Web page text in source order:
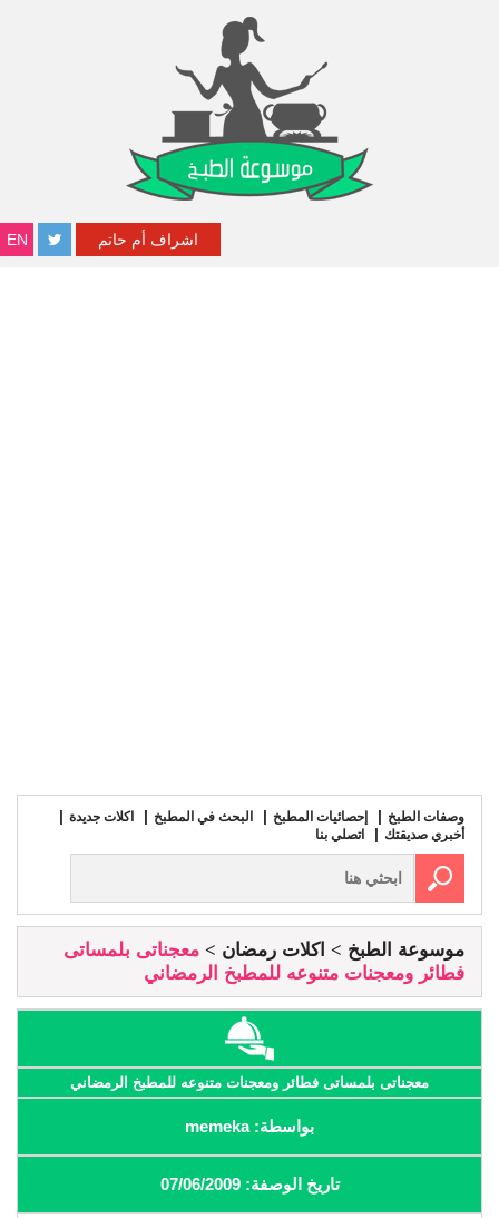
EN اشراف أم حاتم
وصفات الطبخ إحصائيات المطبخ البحث في المطبخ
اكلات جديدة
أخبري صديقتك
اتصلي بنا
موسوعة الطبخ اكلات رمضان
معجناتى بلمساتى
فطائر ومعجنات متنوعه للمطبخ الرمضاني
معجناتى بلمساتى فطائر ومعجنات متنوعه للمطبخ الرمضاني
بواسطة: memeka
تاريخ الوصفة: 07/06/2009